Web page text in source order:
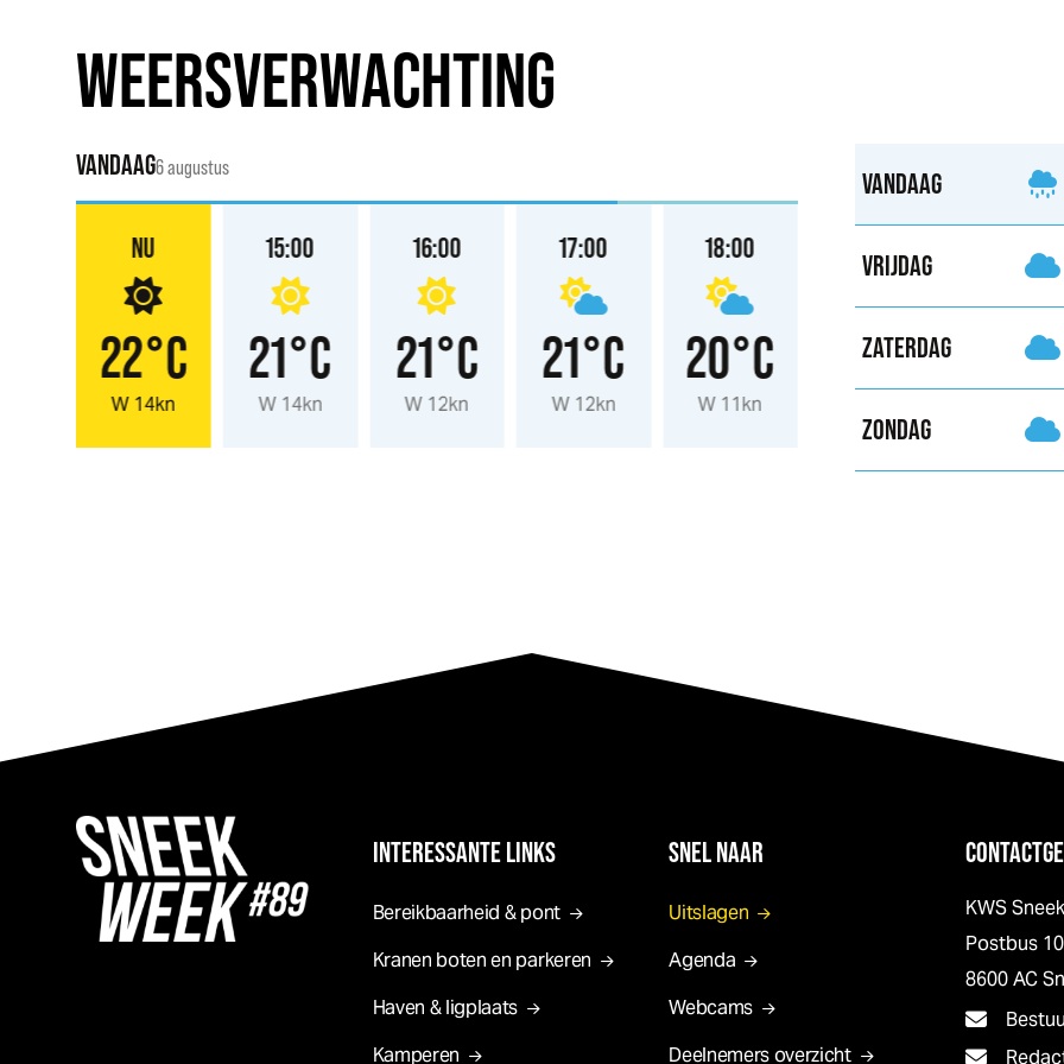
WEERSVERWACHTING
VANDAAG6 augustus
NU
22°C
W 14kn
15:00
21°C
W 14kn
16:00
21°C
W 12kn
17:00
21°C
W 12kn
18:00
20°C
W 11kn
19:00
19°C
20:00
19°C
VANDAAG
VRIJDAG
ZATERDAG
ZONDAG
INTERESSANTE LINKS
Bereikbaarheid & pont
Kranen boten en parkeren
Haven & ligplaats
Kamperen
SNEL NAAR
Uitslagen
Agenda
Webcams
Deelnemers overzicht
KWS Sneek
Postbus
8600 AC